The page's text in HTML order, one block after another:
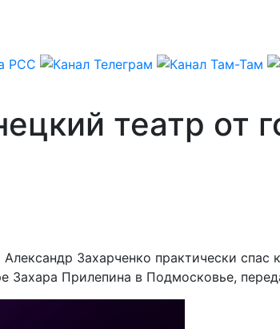
театр от
Захарченко практически
Захара Прилепина в Подмосковье,